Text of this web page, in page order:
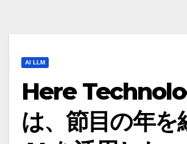
AI LLM
Here
は、節目の年を